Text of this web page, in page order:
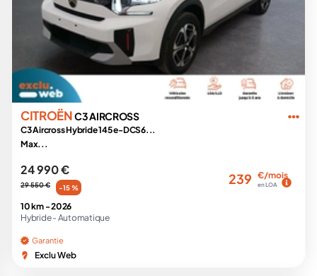
CITROËNC3 AIRCROSS
C3 Aircross Hybride 145 e-DCS6...
Max...
24 990 €
29 550 € -15 %
239 €/mois
en LOA
10 km -2026
Hybride - Automatique
Garantie
Exclu Web